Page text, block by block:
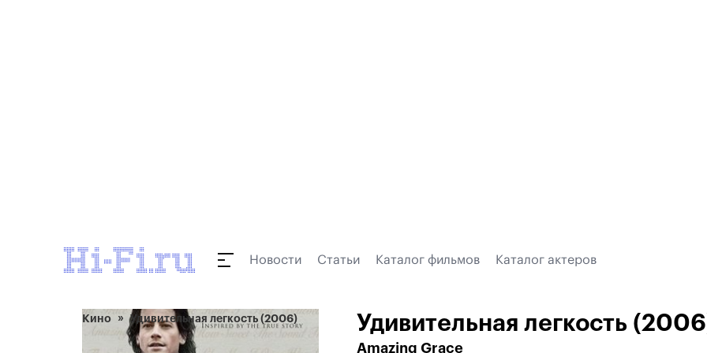
Новости Статьи Каталог фильмов Каталог актеров
Кино Удивительная легкость (2006) Удивительная легкость
Amazing Grace